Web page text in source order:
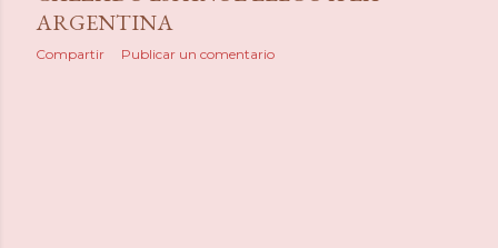
ARGENTINA
Compartir Publicar un comentario